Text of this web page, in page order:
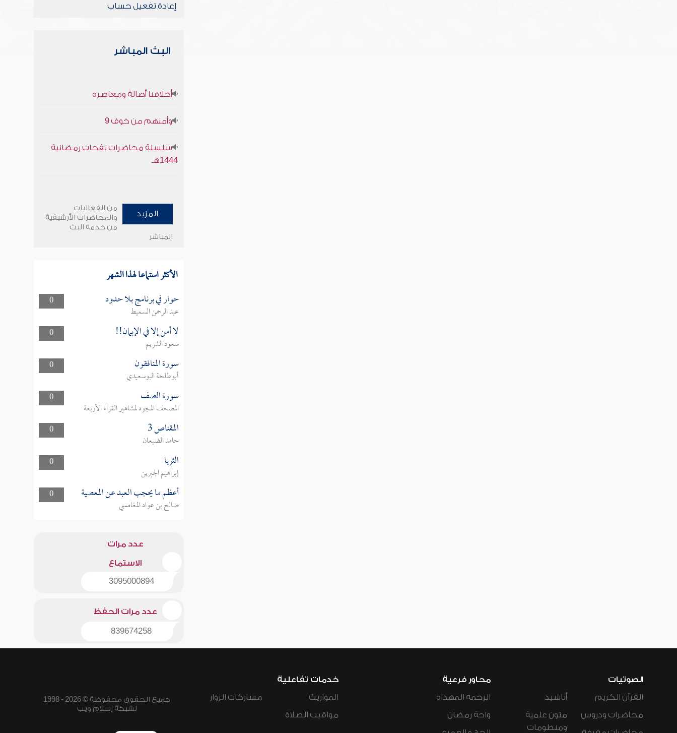
إعادة تفعيل حساب
البث المباشر
أخلاقنا أصالة ومعاصرة
وأمنهم من خوف 9
سلسلة محاضرات نفحات رمضانية
1444هـ
المزيد
من الفعاليات
والمحاضرات الأرشيفية
من خدمة البث
المباشر
الأكثر استماعا لهذا الشهر
0 حوار في برنامج بلا حدود
عبد الرحمن السميط
0
لا أمن إلا في الإيمان!!
سعود الشريم
0
سورة المنافقون
أبوطلحة البوسعيدي
0
سورة الصف
المصحف المجود لمشاهير القراء الأربعة
0
المقناص 3
حامد الضبعان
0
الثريا
إبراهيم الجبرين
0
أعظم ما يحجب العبد عن المعصية
صالح بن عواد المغامسي
عدد مرات
الاستماع
3095000894
عدد مرات الحفظ
839674258
الصوتيات
القرآن الكريم
محاضرات ودروس
أناشيد
متون علمية
ومنظومات
محاور فرعية
الرحمة المهداة
واحة رمضان
خدمات تفاعلية
المواريث
مواقيت الصلاة
مشاركات الزوار
جميع الحقوق محفوظة © 2026 - 1998
لشبكة إسلام ويب